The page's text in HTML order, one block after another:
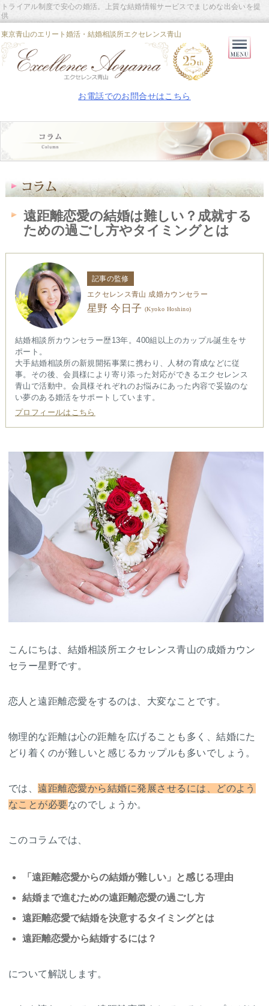
東京青山のエリート婚活・結婚相談所エクセレンス青山
トライアル制度で安心の婚活。上質な結婚情報サービスでまじめな出会いを提
供
お電話でのお問合せはこちら
遠距離恋愛の結婚は難しい？成就する
ための過ごし方やタイミングとは
記事の監修
エクセレンス青山 成婚カウンセラー
星野 今日子 (Kyoko Hoshino)
結婚相談所カウンセラー歴13年。400組以上のカップル誕生をサ
ポート。
大手結婚相談所の新規開拓事業に携わり、人材の育成などに従
事。その後、会員様により寄り添った対応ができるエクセレンス
青山で活動中。会員様それぞれのお悩みにあった内容で妥協のな
い夢のある婚活をサポートしています。
プロフィールはこちら
こんにちは、結婚相談所エクセレンス青山の成婚カウン
セラー星野です。
恋人と遠距離恋愛をするのは、大変なことです。
物理的な距離は心の距離を広げることも多く、結婚にた
どり着くのが難しいと感じるカップルも多いでしょう。
では、遠距離恋愛から結婚に発展させるには、どのよう
なことが必要なのでしょうか。
このコラムでは、
「遠距離恋愛からの結婚が難しい」と感じる理由
結婚まで進むための遠距離恋愛の過ごし方
遠距離恋愛で結婚を決意するタイミングとは
遠距離恋愛から結婚するには？
について解説します。